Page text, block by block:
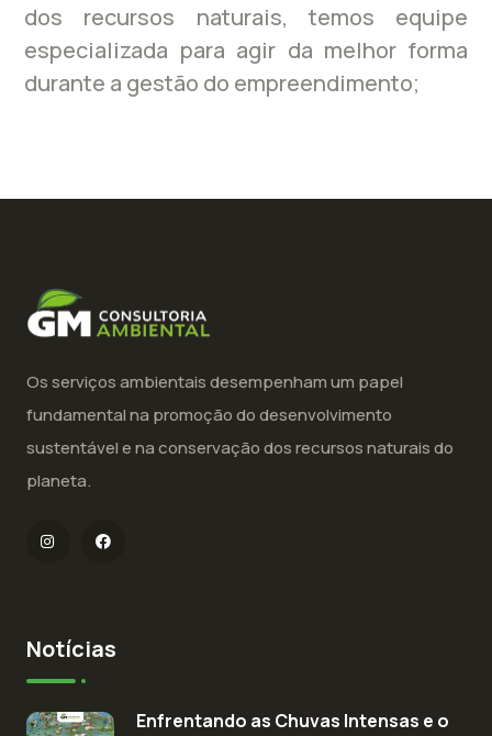
dos recursos naturais, temos equipe
especializada para agir da melhor forma
durante a gestão do empreendimento;
Os serviços ambientais desempenham um papel
fundamental na promoção do desenvolvimento
sustentável e na conservação dos recursos naturais do
planeta.
Notícias
Enfrentando as Chuvas Intensas e o